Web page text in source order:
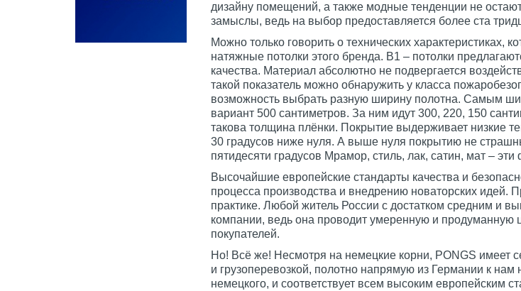
дизайну помещений, а также модные тенденции не
замыслы, ведь на выбор предоставляется более ста
Можно только говорить о технических характеристиках,
натяжные потолки этого бренда. B1 – потолки
качества. Материал абсолютно не подвергается
такой показатель можно обнаружить у класса
возможность выбрать разную ширину полотна. Самым
вариант 500 сантиметров. За ним идут 300, 220, 150
такова толщина плёнки. Покрытие выдерживает низкие
30 градусов ниже нуля. А выше нуля покрытию не
пятидесяти градусов Мрамор, стиль, лак, сатин, мат –
Высочайшие европейские стандарты качества и
процесса производства и внедрению новаторских идей.
практике. Любой житель России с достатком средним и
компании, ведь она проводит умеренную и продуманную
покупателей.
Но! Всё же! Несмотря на немецкие корни, PONGS имеет
и грузоперевозкой, полотно напрямую из Германии к нам
немецкого, и соответствует всем высоким европейским